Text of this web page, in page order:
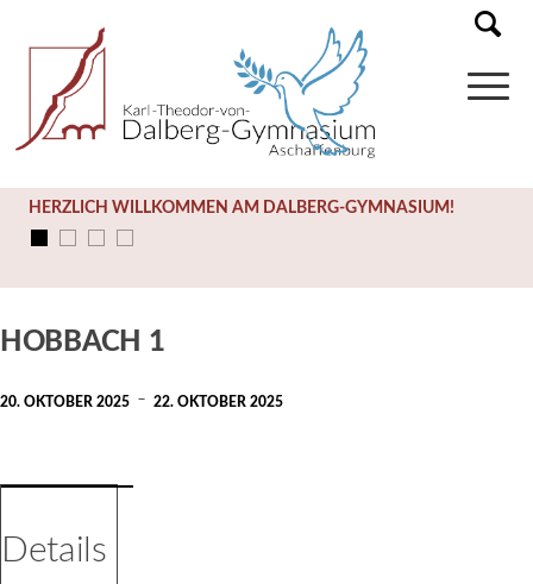
HERZLICH WILLKOMMEN AM DALBERG-GYMNASIUM!
Diese Veranstaltung hat bereits stattgefunden.
HOBBACH 1
20. OKTOBER 2025 - 22. OKTOBER 2025
Details